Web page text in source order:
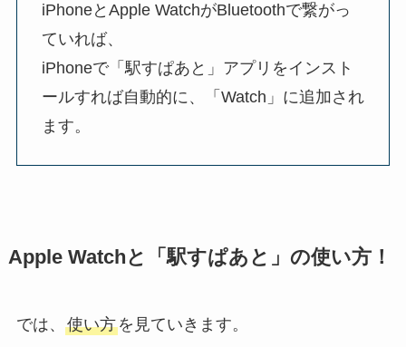
iPhoneとApple WatchがBluetoothで繋がっ
ていれば、
iPhoneで「駅すぱあと」アプリをインスト
ールすれば自動的に、「Watch」に追加され
ます。
Apple Watchと「駅すぱあと」の使い方！
では、 使い方を見ていきます。